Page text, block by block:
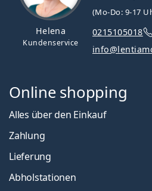
Helena
Kundenservice
(Mo-Do: 9-17
0215105018
Online shopping
Alles über den Einkauf
Zahlung
Lieferung
Abholstationen